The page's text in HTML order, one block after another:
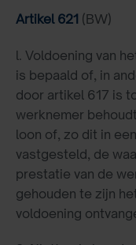
Artikel 621 (BW)
l. Voldoening van
is bepaald of, in
door artikel 617 is
werknemer
loon of, zo dit in
vastgesteld, de
prestatie van de
gehouden te zijn
voldoening